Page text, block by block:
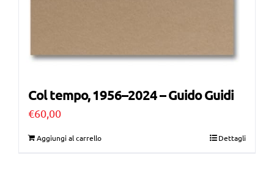
Col tempo, 1956–2024 – Guido Guidi
€60,00
Aggiungi al carrello Dettagli